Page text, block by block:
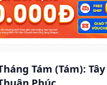
Tám (Tám):